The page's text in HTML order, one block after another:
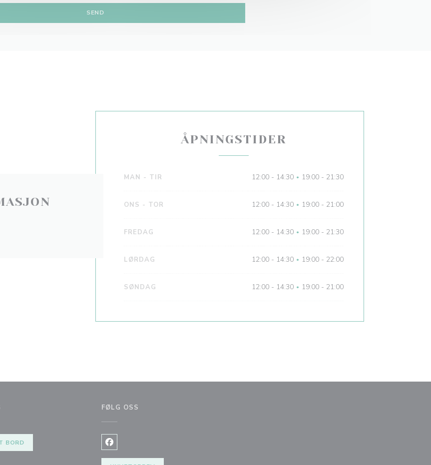
ÅPNINGSTIDER
MAN - TIR 12:00 - 14:30 • 19:00 - 21:30
ONS - TOR 12:00 - 14:30 • 19:00 - 21:00
FREDAG 12:00 - 14:30 • 19:00 - 21:30
LØRDAG 12:00 - 14:30 • 19:00 - 22:00
SØNDAG 12:00 - 14:30 • 19:00 - 21:00
BORD
FØLG OSS
Facebook ((åpner i et nytt vindu))